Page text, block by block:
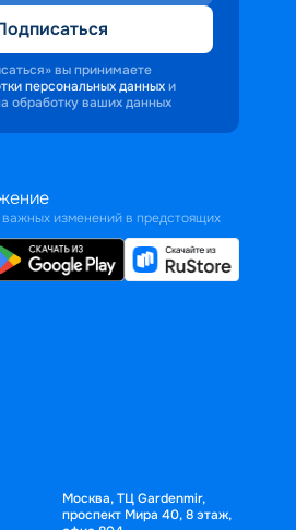
вы принимаете
персональных данных и
обработку ваших данных
изменений в предстоящих
Москва, ТЦ Gardenmir,
проспект Мира 40, 8 этаж,